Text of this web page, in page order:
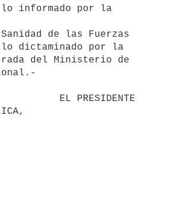
informado por la
de las Fuerzas
lo dictaminado por la
del Ministerio de